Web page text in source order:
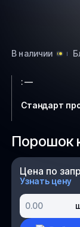
В наличии
Порошок
Цена по
Узнать цену
:—
Стандарт